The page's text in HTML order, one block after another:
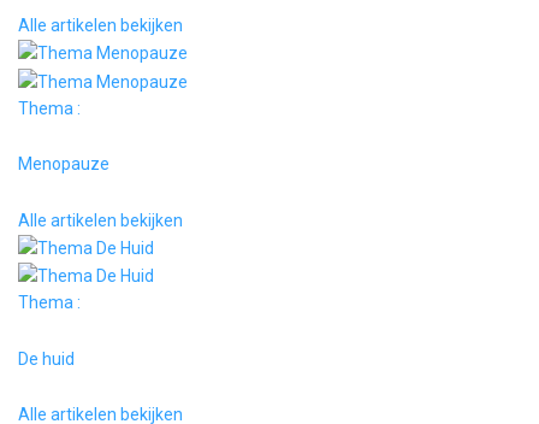
Alle artikelen bekijken
Thema :
Menopauze
Alle artikelen bekijken
Thema :
De huid
Alle artikelen bekijken